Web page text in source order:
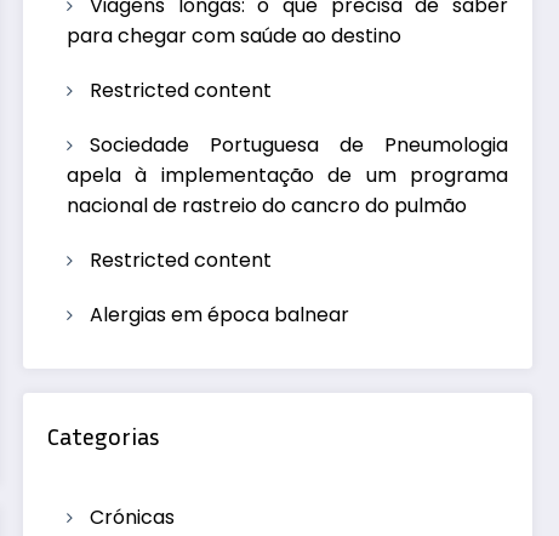
Viagens longas: o que precisa de saber
para chegar com saúde ao destino
Restricted content
Sociedade Portuguesa de Pneumologia
apela à implementação de um programa
nacional de rastreio do cancro do pulmão
Restricted content
Alergias em época balnear
Categorias
Crónicas